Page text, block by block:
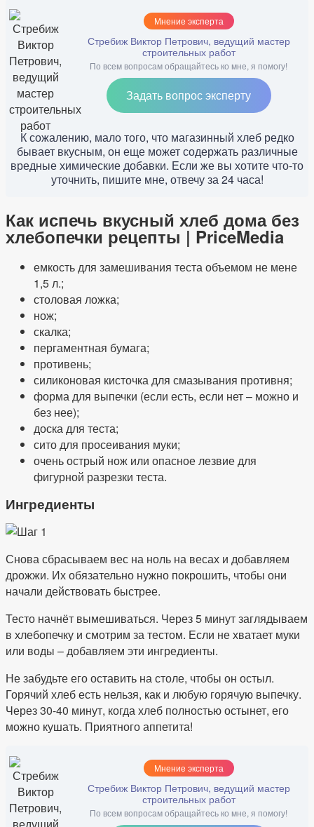
Мнение эксперта
Стребиж Виктор Петрович, ведущий мастер
строительных работ
По всем вопросам обращайтесь ко мне, я помогу!
Задать вопрос эксперту
К сожалению, мало того, что магазинный хлеб редко
бывает вкусным, он еще может содержать различные
вредные химические добавки. Если же вы хотите что-то
уточнить, пишите мне, отвечу за 24 часа!
Как испечь вкусный хлеб дома без
хлебопечки рецепты | PriceMedia
емкость для замешивания теста объемом не мене
1,5 л.;
столовая ложка;
нож;
скалка;
пергаментная бумага;
противень;
силиконовая кисточка для смазывания противня;
форма для выпечки (если есть, если нет – можно и
без нее);
доска для теста;
сито для просеивания муки;
очень острый нож или опасное лезвие для
фигурной разрезки теста.
Ингредиенты
Снова сбрасываем вес на ноль на весах и добавляем
дрожжи. Их обязательно нужно покрошить, чтобы они
начали действовать быстрее.
Тесто начнёт вымешиваться. Через 5 минут заглядываем
в хлебопечку и смотрим за тестом. Если не хватает муки
или воды – добавляем эти ингредиенты.
Не забудьте его оставить на столе, чтобы он остыл.
Горячий хлеб есть нельзя, как и любую горячую выпечку.
Через 30-40 минут, когда хлеб полностью остынет, его
можно кушать. Приятного аппетита!
Мнение эксперта
Стребиж Виктор Петрович, ведущий мастер
строительных работ
По всем вопросам обращайтесь ко мне, я помогу!